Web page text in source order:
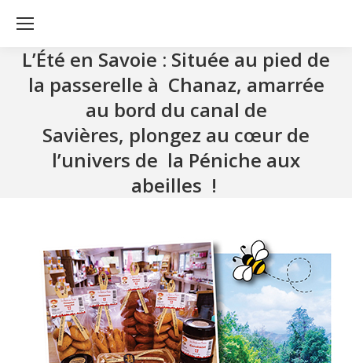
L’Été en Savoie : Située au pied de
la passerelle à Chanaz, amarrée
au bord du canal de
Savières, plongez au cœur de
l’univers de la Péniche aux
abeilles !